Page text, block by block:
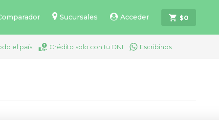
Sucursales Acceder $0
el país Crédito solo con tu DNI Escribinos